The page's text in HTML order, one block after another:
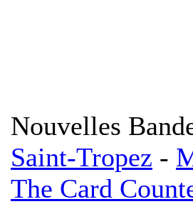
Nouvelles
Saint-Tropez -
The Card